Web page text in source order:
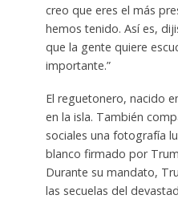
creo que eres el más
hemos tenido. Así es,
que la gente quiere
importante.”
El reguetonero, nacido
en la isla. También
sociales una fotografía
blanco firmado por
Durante su mandato,
las secuelas del